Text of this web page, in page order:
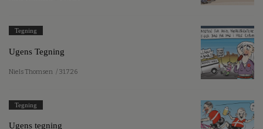
Tegning
Ugens Tegning
Niels Thomsen / 31.7.26
Tegning
Ugens tegning